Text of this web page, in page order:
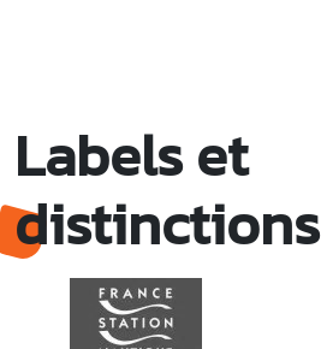
Labels et
distinctions